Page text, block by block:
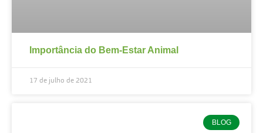
Importância do Bem-Estar Animal
17 de julho de 2021
BLOG